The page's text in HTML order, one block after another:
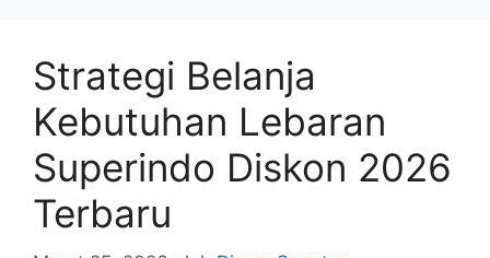
Strategi Belanja
Kebutuhan Lebaran
Superindo Diskon 2026
Terbaru